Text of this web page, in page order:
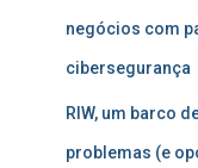
negócios com
cibersegurança
RIW, um barco
problemas (e